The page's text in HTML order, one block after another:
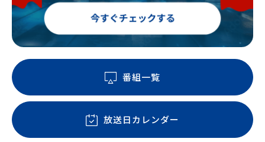
番組一覧
放送日カレンダー